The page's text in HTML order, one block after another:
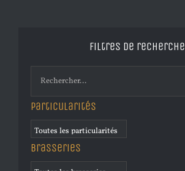
Filtres de recherche
Particularités
Brasseries